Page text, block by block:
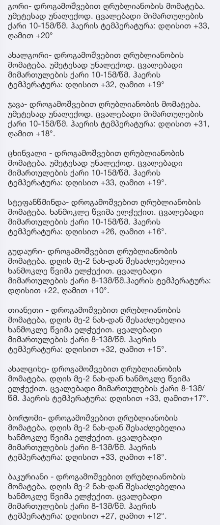
გორი- დროგამოშვებით ღრუბლიანობის მომატება.
უმეტესად უნალექოდ. ცვალებადი მიმართულების
ქარი 10-15მ/წმ. ჰაერის ტემპერატურა: დღისით +33,
ღამით +20°
ახალგორი- დროგამოშვებით ღრუბლიანობის
მომატება. უმეტესად უნალექოდ. ცვალებადი
მიმართულების ქარი 10-15მ/წმ. ჰაერის
ტემპერატურა: დღისით +32, ღამით +19°
ჯავა- დროგამოშვებით ღრუბლიანობის მომატება.
უმეტესად უნალექოდ. ცვალებადი მიმართულების
ქარი 10-15მ/წმ. ჰაერის ტემპერატურა: დღისით +31,
ღამით +18°.
ცხინვალი - დროგამოშვებით ღრუბლიანობის
მომატება. უმეტესად უნალექოდ. ცვალებადი
მიმართულების ქარი 10-15მ/წმ. ჰაერის
ტემპერატურა: დღისით +33, ღამით +19°.
სტეფანწმინდა- დროგამოშვებით ღრუბლიანობის
მომატება. ხანმოკლე წვიმა ელჭექით. ცვალებადი
მიმართულების ქარი 10-15მ/წმ. ჰაერის
ტემპერატურა: დღისით +26, ღამით +16°.
გუდაური- დროგამოშვებით ღრუბლიანობის
მომატება. დღის მე-2 ნახ-დან შესაძლებელია
ხანმოკლე წვიმა ელჭექით. ცვალებადი
მიმართულების ქარი 8-13მ/წმ.ჰაერის ტემპერატურა:
დღისით +22, ღამით +10°.
თიანეთი - დროგამოშვებით ღრუბლიანობის
მომატება, დღის მე-2 ნახ-დან შესაძლებელია
ხანმოკლე წვიმა ელჭექით. ცვალებადი
მიმართულების ქარი 8-13მ/წმ. ჰაერის
ტემპერატურა: დღისით +32, ღამით +15°.
ახალციხე- დროგამოშვებით ღრუბლიანობის
მომატება, დღის მე-2 ნახ-დან ხანმოკლე წვიმა
ელჭექით. ცვალებადი მიმართულების ქარი 8-13მ/
წმ. ჰაერის ტემპერატურა: დღისით +33, ღამით+17°.
ბორჯომი- დროგამოშვებით ღრუბლიანობის
მომატება, დღის მე-2 ნახ-დან შესაძლებელია
ხანმოკლე წვიმა ელჭექით. ცვალებადი
მიმართულების ქარი 8-13მ/წმ. ჰაერის
ტემპერატურა: დღისით +33, ღამით +18°.
ბაკურიანი - დროგამოშვებით ღრუბლიანობის
მომატება, დღის მე-2 ნახ-დან შესაძლებელია
ხანმოკლე წვიმა ელჭექით. ცვალებადი
მიმართულების ქარი 8-13მ/წმ. ჰაერის
ტემპერატურა: დღისით +27, ღამით +12°.